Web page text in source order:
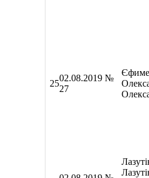
25
02.08.2019 №
27